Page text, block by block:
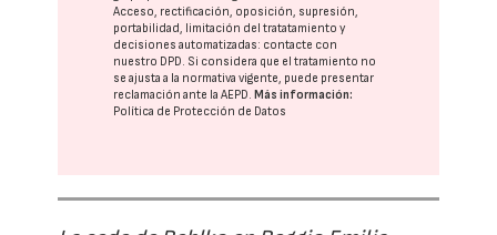
Acceso, rectificación, oposición, supresión,
portabilidad, limitación del tratatamiento y
decisiones automatizadas: contacte con
nuestro DPD. Si considera que el tratamiento no
se ajusta a la normativa vigente, puede presentar
reclamación ante laAEPD.Más información:
Política de Protección de Datos